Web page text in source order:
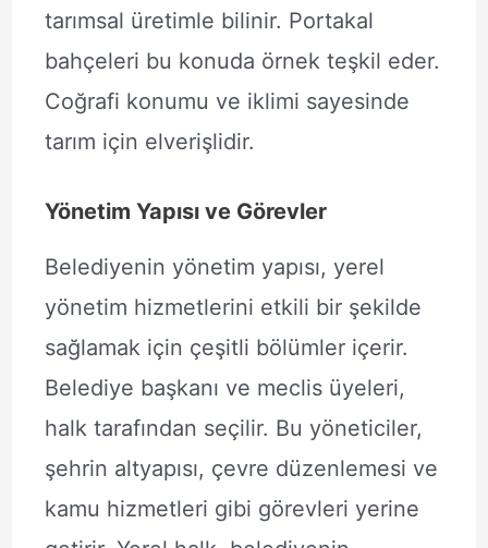
tarımsal üretimle bilinir. Portakal
bahçeleri bu konuda örnek teşkil eder.
Coğrafi konumu ve iklimi sayesinde
tarım için elverişlidir.
Yönetim Yapısı ve Görevler
Belediyenin yönetim yapısı, yerel
yönetim hizmetlerini etkili bir şekilde
sağlamak için çeşitli bölümler içerir.
Belediye başkanı ve meclis üyeleri,
halk tarafından seçilir. Bu yöneticiler,
şehrin altyapısı, çevre düzenlemesi ve
kamu hizmetleri gibi görevleri yerine